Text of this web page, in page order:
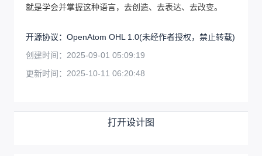
就是学会并掌握这种语言，去创造、去表达、去改变。
开源协议： OpenAtom OHL 1.0(未经作者授权，禁止转载)
创建时间： 2025-09-01 05:09:19
更新时间： 2025-10-11 06:20:48
打开设计图